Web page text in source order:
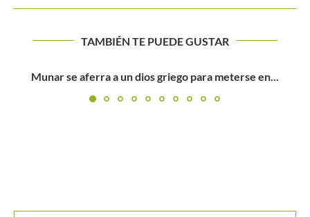
TAMBIÉN TE PUEDE GUSTAR